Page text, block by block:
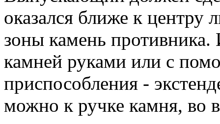
оказался ближе к центру
зоны камень
камней руками или с
приспособления -
можно к ручке камня, во